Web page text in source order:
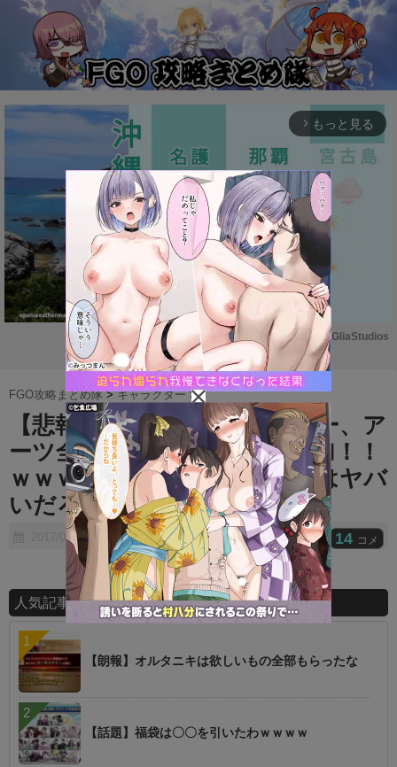
arrow_forward_ios もっと見る
M
u
t
e
Powered by GliaStudios
FGO攻略まとめ隊 >キャラクター >
【悲報】アガルタのキャスター、ア
ーツ全体宝具の上に恒常に追加！！
ｗｗｗ このアタックの低さはヤバ
いだろｗｗｗｗｗ
2017/06/28 14 コメ
人気記事ランキング
【朗報】オルタニキは欲しいもの全部もらったな
【話題】福袋は〇〇を引いたわｗｗｗｗ